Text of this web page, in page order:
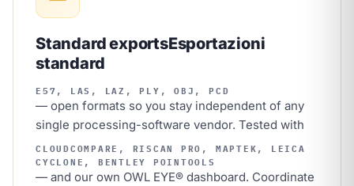
Standard exportsEsportazioni
standard
E57, LAS, LAZ, PLY, OBJ, PCD
— open formats so you stay independent of any
single processing-software vendor. Tested with
CLOUDCOMPARE, RISCAN PRO, MAPTEK, LEICA
CYCLONE, BENTLEY POINTOOLS
— and our own OWL EYE® dashboard. Coordinate